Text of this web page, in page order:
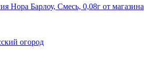
огород